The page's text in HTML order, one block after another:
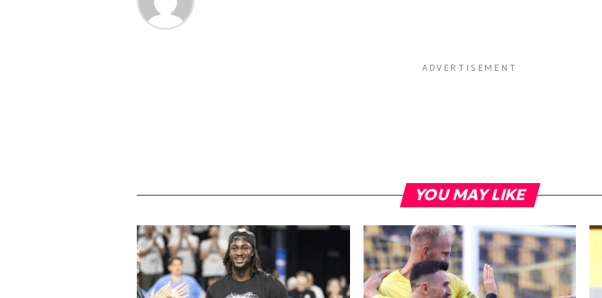
ADVERTISEMENT
YOU MAY LIKE